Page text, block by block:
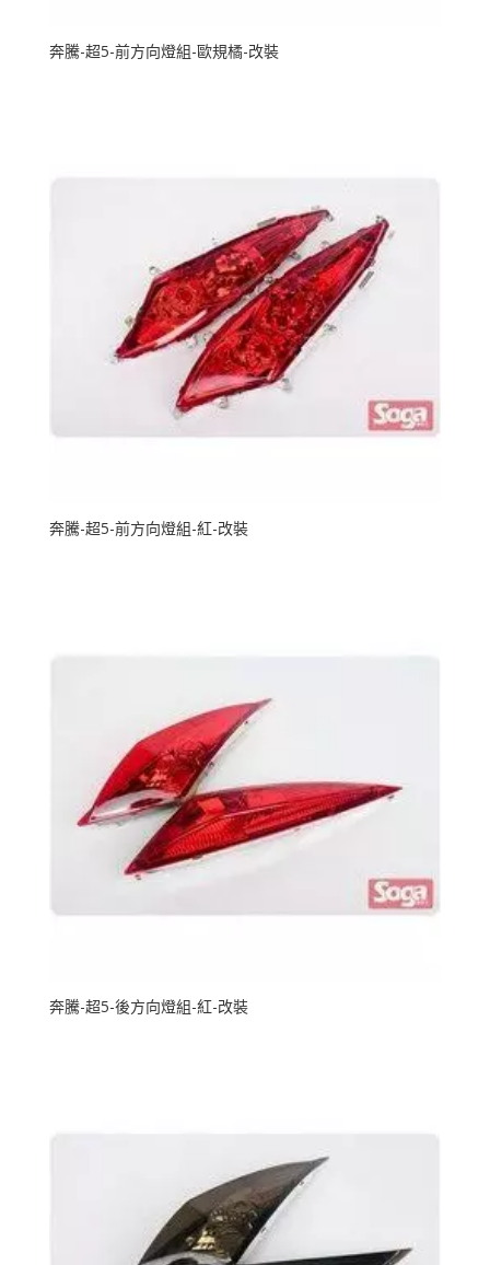
奔騰-超5-前方向燈組-歐規橘-改裝
奔騰-超5-前方向燈組-紅-改裝
奔騰-超5-後方向燈組-紅-改裝